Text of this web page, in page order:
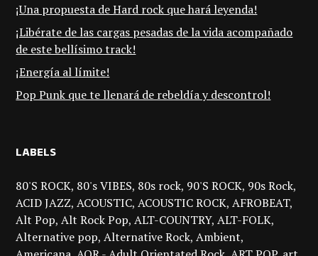
¡Una propuesta de Hard rock que hará leyenda!
¡Libérate de las cargas pesadas de la vida acompañado
de este bellísimo track!
¡Energía al límite!
Pop Punk que te llenará de rebeldía y descontrol!
LABELS
80'S ROCK 80's VIBES 80s rock 90'S ROCK 90s Rock
ACID JAZZ ACOUSTIC ACOUSTIC ROCK AFROBEAT
Alt Pop Alt Rock Pop ALT-COUNTRY ALT-FOLK
Alternative pop Alternative Rock Ambient